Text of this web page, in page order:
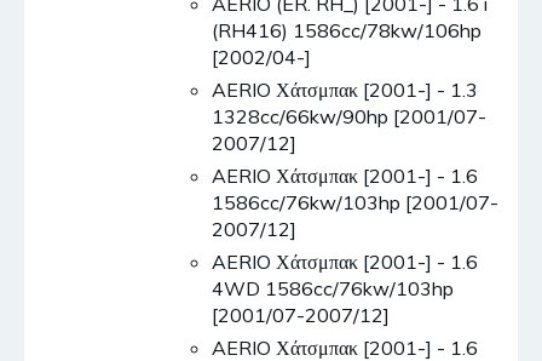
(RH416) 1586cc/78kw/106hp
[2002/04-]
AERIO Χάτσμπακ [2001-] - 1.3
1328cc/66kw/90hp [2001/07-
2007/12]
AERIO Χάτσμπακ [2001-] - 1.6
1586cc/76kw/103hp [2001/07-
2007/12]
AERIO Χάτσμπακ [2001-] - 1.6
4WD 1586cc/76kw/103hp
[2001/07-2007/12]
AERIO Χάτσμπακ [2001-] - 1.6